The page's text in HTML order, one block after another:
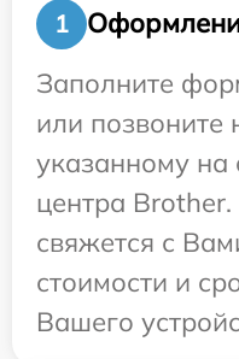
1
Заполните
или позвоните
указанному на
центра
свяжется с
стоимости и
Вашего